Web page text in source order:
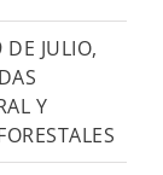
JULIO,
Y